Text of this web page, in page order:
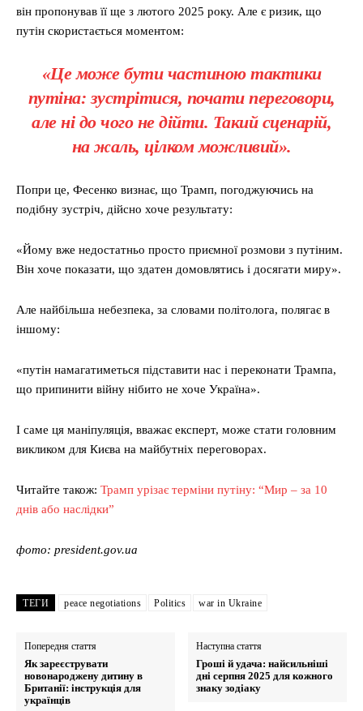
він пропонував її ще з лютого 2025 року. Але є ризик, що
путін скористається моментом:
«Це може бути частиною тактики
путіна: зустрітися, почати переговори,
але ні до чого не дійти. Такий сценарій,
на жаль, цілком можливий».
Попри це, Фесенко визнає, що Трамп, погоджуючись на
подібну зустріч, дійсно хоче результату:
«Йому вже недостатньо просто приємної розмови з путіним.
Він хоче показати, що здатен домовлятись і досягати миру».
Але найбільша небезпека, за словами політолога, полягає в
іншому:
«путін намагатиметься підставити нас і переконати Трампа,
що припинити війну нібито не хоче Україна».
І саме ця маніпуляція, вважає експерт, може стати головним
викликом для Києва на майбутніх переговорах.
Читайте також: Трамп урізає терміни путіну: “Мир – за 10
днів або наслідки”
фото: president.gov.ua
ТЕГИ peace negotiations Politics war in Ukraine
Попередня стаття
Як зареєструвати
новонароджену дитину в
Британії: інструкція для
українців
Наступна стаття
Гроші й удача: найсильніші
дні серпня 2025 для кожного
знаку зодіаку